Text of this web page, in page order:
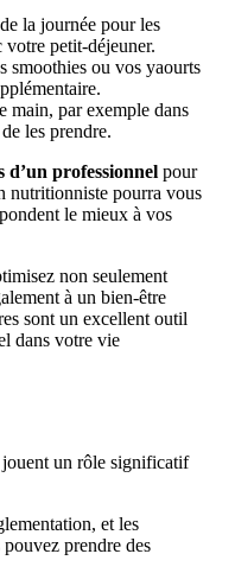
la journée pour les
petit-déjeuner.
smoothies ou vos yaourts
main, par exemple dans
les prendre.
d’un professionnel pour
nutritionniste pourra vous
le mieux à vos
non seulement
à un bien-être
sont un excellent outil
dans votre vie
jouent un rôle significatif
et les
prendre des